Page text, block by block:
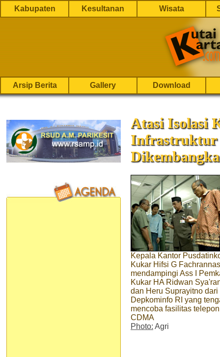
Kabupaten Kesultanan Wisata
Arsip Berita Gallery Download
Atasi Isolasi
Infrastruktur
Kepala Kantor
Kukar Hifsi G
mendampingi Ass I
Kukar HA Ridwan
dan Heru Suprayitno dari
Depkominfo RI yang
mencoba fasilitas telepon
CDMA
Photo: Agri